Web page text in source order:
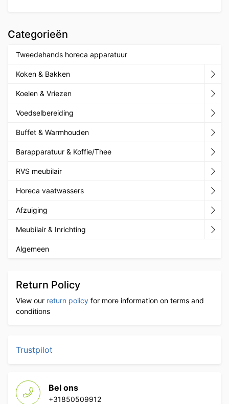
Categorieën
Tweedehands horeca apparatuur
Koken & Bakken
Koelen & Vriezen
Voedselbereiding
Buffet & Warmhouden
Barapparatuur & Koffie/Thee
RVS meubilair
Horeca vaatwassers
Afzuiging
Meubilair & Inrichting
Algemeen
Return Policy
View our return policy for more information on terms and
conditions
Trustpilot
Bel ons
+31850509912